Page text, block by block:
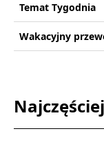
Temat Tygodnia
Wakacyjny